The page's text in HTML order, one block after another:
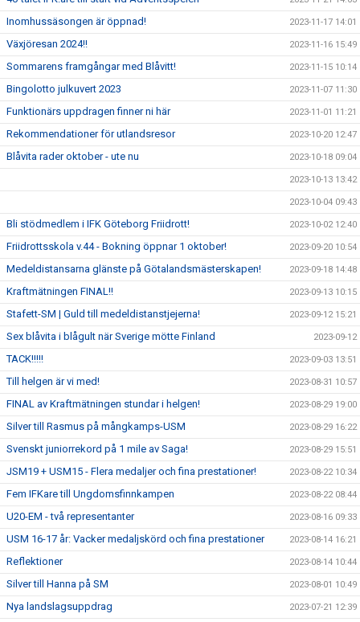
Inomhussäsongen är öppnad! 2023-11-17 14:01
Växjöresan 2024!! 2023-11-16 15:49
Sommarens framgångar med Blåvitt! 2023-11-15 10:14
Bingolotto julkuvert 2023 2023-11-07 11:30
Funktionärs uppdragen finner ni här 2023-11-01 11:21
Rekommendationer för utlandsresor 2023-10-20 12:47
Blåvita rader oktober - ute nu 2023-10-18 09:04
2023-10-13 13:42
2023-10-04 09:43
Bli stödmedlem i IFK Göteborg Friidrott! 2023-10-02 12:40
Friidrottsskola v.44 - Bokning öppnar 1 oktober! 2023-09-20 10:54
Medeldistansarna glänste på Götalandsmästerskapen! 2023-09-18 14:48
Kraftmätningen FINAL!! 2023-09-13 10:15
Stafett-SM | Guld till medeldistanstjejerna! 2023-09-12 15:21
Sex blåvita i blågult när Sverige mötte Finland 2023-09-12
TACK!!!!! 2023-09-03 13:51
Till helgen är vi med! 2023-08-31 10:57
FINAL av Kraftmätningen stundar i helgen! 2023-08-29 19:00
Silver till Rasmus på mångkamps-USM 2023-08-29 16:22
Svenskt juniorrekord på 1 mile av Saga! 2023-08-29 15:51
JSM19 + USM15 - Flera medaljer och fina prestationer! 2023-08-22 10:34
Fem IFKare till Ungdomsfinnkampen 2023-08-22 08:44
U20-EM - två representanter 2023-08-16 09:33
USM 16-17 år: Vacker medaljskörd och fina prestationer 2023-08-14 16:21
Reflektioner 2023-08-14 10:44
Silver till Hanna på SM 2023-08-01 10:49
Nya landslagsuppdrag 2023-07-21 12:39